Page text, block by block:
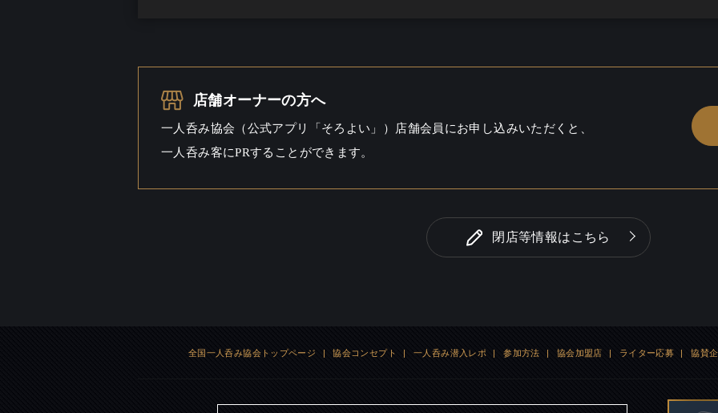
店舗オーナーの方へ
一人呑み協会（公式アプリ「そろよい」）店舗会員にお申し込みいただくと、
一人呑み客にPRすることができます。
閉店等情報はこちら
全国一人呑み協会トップページ | 協会コンセプト | 一人呑み潜入レポ | 参加方法 | 協会加盟店 | ライター応募 | 協賛